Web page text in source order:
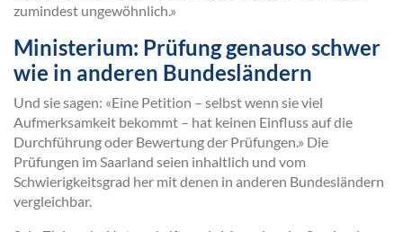
zumindest ungewöhnlich.»
Ministerium: Prüfung genauso schwer
wie in anderen Bundesländern
Und sie sagen: «Eine Petition – selbst wenn sie viel
Aufmerksamkeit bekommt – hat keinen Einfluss auf die
Durchführung oder Bewertung der Prüfungen.» Die
Prüfungen im Saarland seien inhaltlich und vom
Schwierigkeitsgrad her mit denen in anderen Bundesländern
vergleichbar.